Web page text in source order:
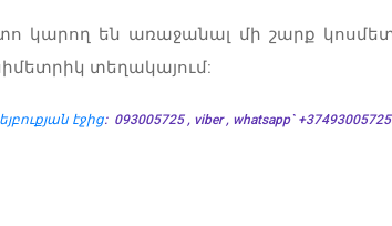
կարող են առաջանալ մի շարք
տեղակայում:
էջից: 093005725 , viber , whatsapp` +37493005725